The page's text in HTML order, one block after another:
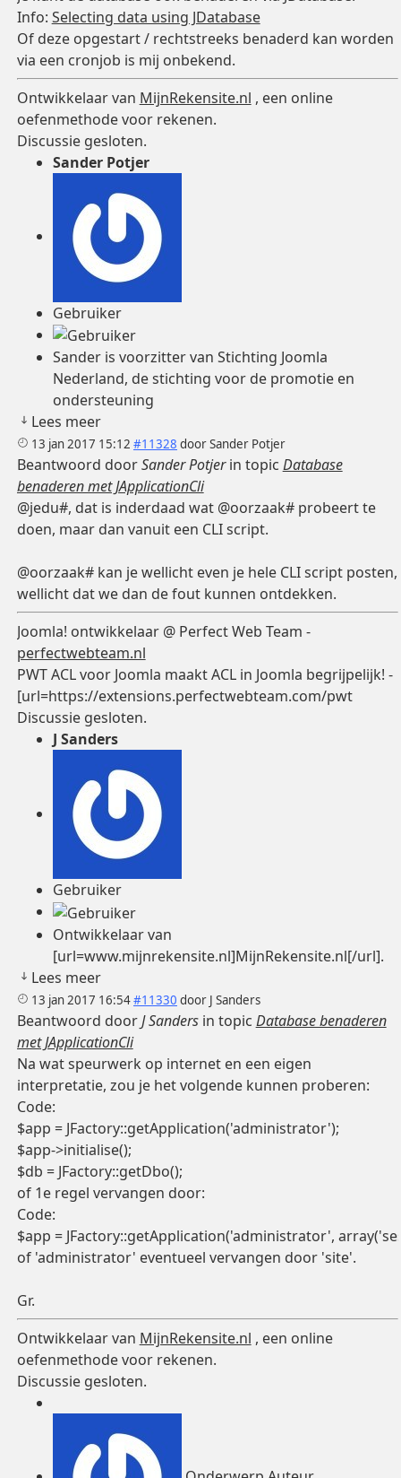
Info: Selecting data using JDatabase
Of deze opgestart / rechtstreeks benaderd kan worden
via een cronjob is mij onbekend.
Ontwikkelaar van MijnRekensite.nl , een online
oefenmethode voor rekenen.
Discussie gesloten.
Sander Potjer
Gebruiker
Sander is voorzitter van Stichting Joomla
Nederland, de stichting voor de promotie en
ondersteuning
Lees meer
13 jan 2017 15:12 #11328 doorSander Potjer
Beantwoord doorSander Potjerin topic Database
benaderen met JApplicationCli
@jedu#, dat is inderdaad wat @oorzaak# probeert te
doen, maar dan vanuit een CLI script.
@oorzaak# kan je wellicht even je hele CLI script posten,
wellicht dat we dan de fout kunnen ontdekken.
Joomla! ontwikkelaar @ Perfect Web Team -
perfectwebteam.nl
PWT ACL voor Joomla maakt ACL in Joomla begrijpelijk! -
[url=https://extensions.perfectwebteam.com/pwt
Discussie gesloten.
J Sanders
Gebruiker
Ontwikkelaar van
[url=www.mijnrekensite.nl]MijnRekensite.nl[/url].
Lees meer
13 jan 2017 16:54#11330 door J Sanders
Beantwoord doorJ Sandersin topic Database benaderen
met JApplicationCli
Na wat speurwerk op internet en een eigen
interpretatie, zou je het volgende kunnen proberen:
Code:
$app = JFactory::getApplication('administrator');
$app->initialise();
$db = JFactory::getDbo();
of 1e regel vervangen door:
Code:
$app = JFactory::getApplication('administrator',
of 'administrator' eventueel vervangen door 'site'.
Gr.
Ontwikkelaar van MijnRekensite.nl , een online
oefenmethode voor rekenen.
Discussie gesloten.